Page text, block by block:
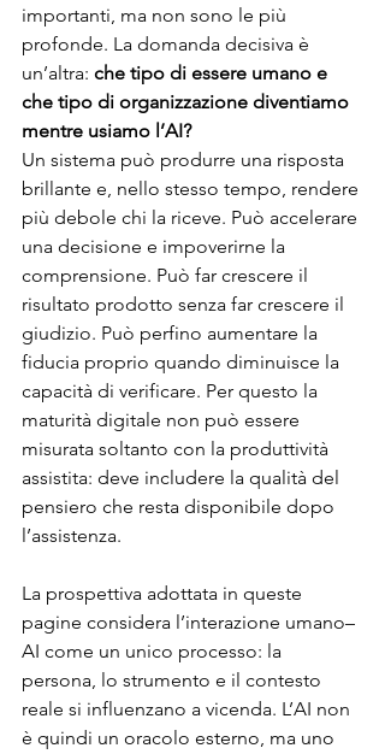
importanti, ma non sono le più
profonde. La domanda decisiva è
un’altra: che tipo di essere umano e
che tipo di organizzazione diventiamo
mentre usiamo l’AI?
Un sistema può produrre una risposta
brillante e, nello stesso tempo, rendere
più debole chi la riceve. Può accelerare
una decisione e impoverirne la
comprensione. Può far crescere il
risultato prodotto senza far crescere il
giudizio. Può perfino aumentare la
fiducia proprio quando diminuisce la
capacità di verificare. Per questo la
maturità digitale non può essere
misurata soltanto con la produttività
assistita: deve includere la qualità del
pensiero che resta disponibile dopo
l’assistenza.
La prospettiva adottata in queste
pagine considera l’interazione umano–
AI come un unico processo: la
persona, lo strumento e il contesto
reale si influenzano a vicenda. L’AI non
è quindi un oracolo esterno, ma uno